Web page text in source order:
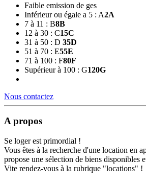
Faible emission de ges
Inférieur ou égale a 5 : A2A
7 à 11 : B8B
12 à 30 : C15C
31 à 50 : D 35D
51 à 70 : E55E
71 à 100 : F80F
Supérieur à 100 : G120G
Nous contactez
A propos
Se loger est primordial !
Vous êtes à la recherche d'une location en
propose une sélection de biens disponibles
Vite rendez-vous à la rubrique "locations" !